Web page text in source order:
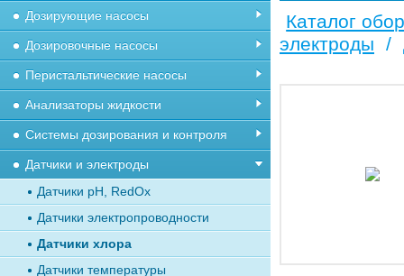
Каталог
электроды
/
Дозирующие насосы
Дозировочные насосы
Перистальтические насосы
Анализаторы жидкости
Системы дозирования и контроля
Датчики и электроды
Датчики рН, RedOx
Датчики электропроводности
Датчики хлора
Датчики температуры